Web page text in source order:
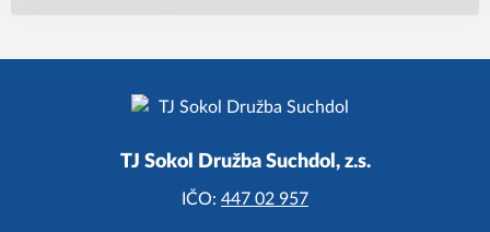
TJ Sokol Družba Suchdol, z.s.
IČO: 447 02 957